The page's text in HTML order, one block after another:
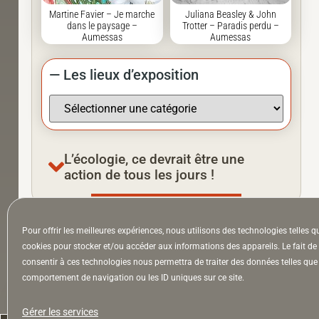
Pour offrir les meilleures expériences, nous utilisons des technologies telles
cookies pour stocker et/ou accéder aux informations des appareils. Le fait de
consentir à ces technologies nous permettra de traiter des données telles que
comportement de navigation ou les ID uniques sur ce site.
Gérer les services
Martine Favier – Je marche
dans le paysage –
Aumessas
Juliana Beasley & John
Trotter – Paradis perdu –
Aumessas
— Les lieux d’exposition
L’écologie, ce devrait être une
action de tous les jours !
À la Une Appel à auteurs Arts